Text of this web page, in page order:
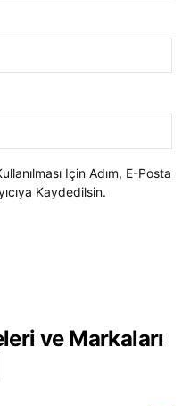
Için Adım, E-Posta
Kaydedilsin.
ve Markaları